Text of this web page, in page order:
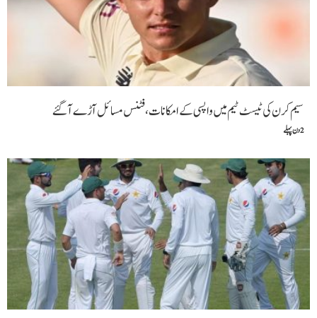
سیم کرن کی ٹیسٹ ٹیم میں واپسی کے امکانات،فٹنس مسائل آڑے آگئے
2 دن پہلے